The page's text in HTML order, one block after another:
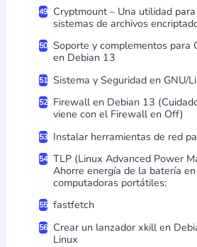
Cryptmount – Una utilidad
sistemas de archivos
Soporte y complementos para
en Debian 13
Sistema y Seguridad en GNU/
Firewall en Debian 13
viene con el Firewall en Off)
Instalar herramientas de red
TLP (Linux Advanced Power
Ahorre energía de la batería
computadoras portátiles:
fastfetch
Crear un lanzador xkill en
Linux